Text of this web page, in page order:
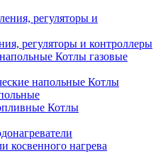
регуляторы и контроллеры
Котлы газовые
Котлы
Котлы